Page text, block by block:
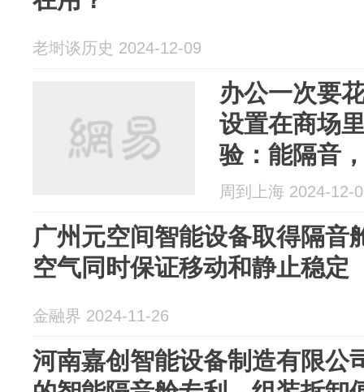
老埘谈历史 2024-12-09
办公一次要
设置在商场
验：能隔音
周到上海 2024-12-
广州元空间智能设备取得隔音
空气同时保证移动和静止稳定
金融界 2024-11-26
河南嘉创智能设备制造有限公